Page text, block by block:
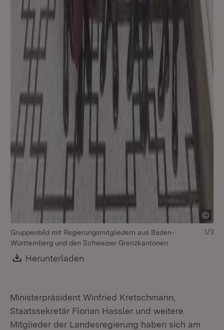
Gruppenbild mit Regierungsmitgliedern aus Baden-
Württemberg und den Schweizer Grenzkantonen
Download:
Herunterladen
1/3
Ministerpräsident Winfried Kretschmann,
Staatssekretär Florian Hassler und weitere
Mitglieder der Landesregierung haben sich am